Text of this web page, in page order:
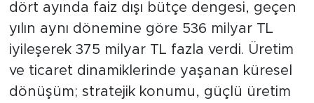
dört ayında faiz dışı bütçe dengesi, geçen
yılın aynı dönemine göre 536 milyar TL
iyileşerek 375 milyar TL fazla verdi. Üretim
ve ticaret dinamiklerinde yaşanan küresel
dönüşüm; stratejik konumu, güçlü üretim